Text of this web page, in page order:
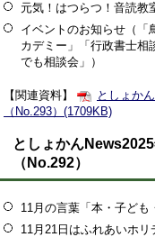
元気！はつらつ！音読教
イベントのお知らせ（「
カデミー」「行政書士相
でも相談会」）
【関連資料】
としょか
（No.293）(1709KB)
としょかん
（No.292）
11月の言葉「本・子ども
11月21日はふれあいホリ